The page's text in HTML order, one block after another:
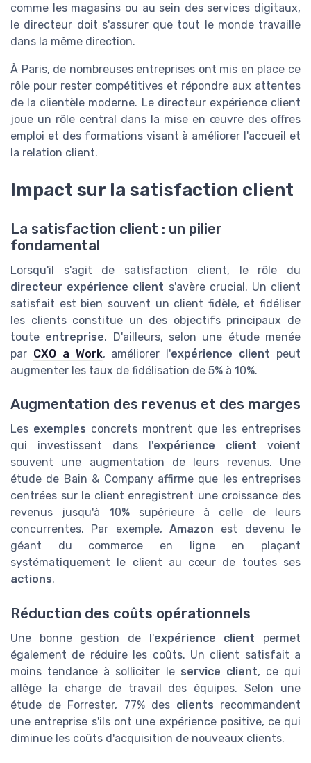
comme les magasins ou au sein des services digitaux,
le directeur doit s'assurer que tout le monde travaille
dans la même direction.
À Paris, de nombreuses entreprises ont mis en place ce
rôle pour rester compétitives et répondre aux attentes
de la clientèle moderne. Le directeur expérience client
joue un rôle central dans la mise en œuvre des offres
emploi et des formations visant à améliorer l'accueil et
la relation client.
Impact sur la satisfaction client
La satisfaction client : un pilier
fondamental
Lorsqu'il s'agit de satisfaction client, le rôle du
directeur expérience client s'avère crucial. Un client
satisfait est bien souvent un client fidèle, et fidéliser
les clients constitue un des objectifs principaux de
toute entreprise. D'ailleurs, selon une étude menée
par CXO a Work, améliorer l'expérience client peut
augmenter les taux de fidélisation de 5% à 10%.
Augmentation des revenus et des marges
Les exemples concrets montrent que les entreprises
qui investissent dans l'expérience client voient
souvent une augmentation de leurs revenus. Une
étude de Bain & Company affirme que les entreprises
centrées sur le client enregistrent une croissance des
revenus jusqu'à 10% supérieure à celle de leurs
concurrentes. Par exemple, Amazon est devenu le
géant du commerce en ligne en plaçant
systématiquement le client au cœur de toutes ses
actions.
Réduction des coûts opérationnels
Une bonne gestion de l'expérience client permet
également de réduire les coûts. Un client satisfait a
moins tendance à solliciter le service client, ce qui
allège la charge de travail des équipes. Selon une
étude de Forrester, 77% des clients recommandent
une entreprise s'ils ont une expérience positive, ce qui
diminue les coûts d'acquisition de nouveaux clients.